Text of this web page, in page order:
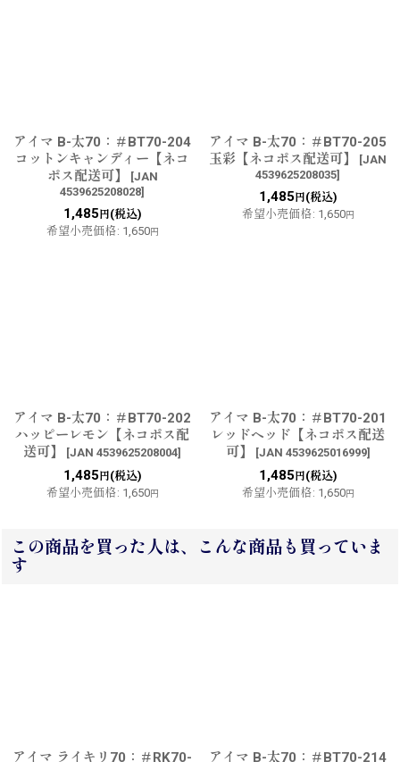
アイマ B-太70：＃BT70-204
コットンキャンディー【ネコ
ポス配送可】
[JAN
4539625208028]
1,485 円(税込)
希望小売価格: 1,650円
アイマ B-太70：＃BT70-205
玉彩【ネコポス配送可】
[JAN
4539625208035]
1,485 円(税込)
希望小売価格: 1,650円
アイマ B-太70：＃BT70-202
ハッピーレモン【ネコポス配
送可】
[JAN 4539625208004]
1,485 円(税込)
希望小売価格: 1,650円
アイマ B-太70：＃BT70-201
レッドヘッド【ネコポス配送
可】
[JAN 4539625016999]
1,485 円(税込)
希望小売価格: 1,650円
この商品を買った人は、こんな商品も買っていま
す
アイマ ライキリ70：＃RK70-
アイマ B-太70：＃BT70-214